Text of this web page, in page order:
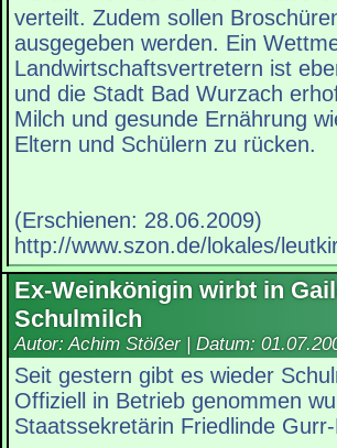
verteilt. Zudem sollen
ausgegeben werden. Ein
Landwirtschaftsvertretern ist
und die Stadt Bad Wurzach
Milch und gesunde Ernährung
Eltern und Schülern zu rücken.
(Erschienen: 28.06.2009)
http://www.szon.de/lokales/
Ex-Weinkönigin wirbt in
Schulmilch
Autor: Achim Stößer | Datum:
Seit gestern gibt es wieder
Offiziell in Betrieb genommen
Staatssekretärin Friedlinde